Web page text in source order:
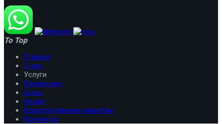
To Top
Главная
О нас
Услуги
Продукция
Цены
Акции
Корпоративным клиентам
Контакты